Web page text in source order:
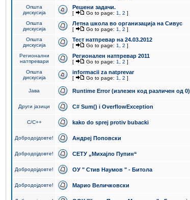
Општа
дискусија
Решени задачи.
[ Go to page: 1 2 ]
Општа
дискусија
Летна школа во организација на Сивус
[ Go to page: 1 2 ]
Општа
дискусија
Тест натпревар на 24.03.2012
[ Go to page: 1 2 ]
Регионални
натпревари
Регионален натпревар 2011
[ Go to page: 1 2 ]
Општа
дискусија
informacii za natprevar
[ Go to page: 1 2 ]
Јава Runtime Error (излезен код различен од 0)
Други јазици C# Sum() i OverflowException
C/C++ kako do sprej protiv bubacki
Добродојдовте! Андреј Поповски
Добродојдовте! СЕТУ „Михајло Пупин“
Добродојдовте! ОУ " Стив Наумов " - Битола
Добродојдовте! Марио Величковски